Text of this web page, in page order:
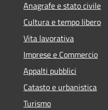
Anagrafe e stato civile
Cultura e tempo libero
Vita lavorativa
Imprese e Commercio
Appalti pubblici
Catasto e urbanistica
Turismo